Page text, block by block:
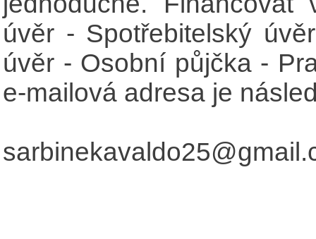
úvěr - Spotřebitelský
úvěr - Osobní půjčka -
e-mailová adresa je